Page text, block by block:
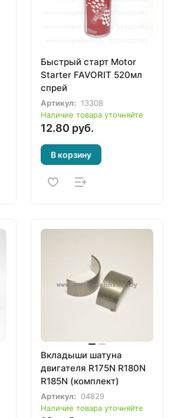
Быстрый старт Motor
Starter FAVORIT 520мл
спрей
Артикул:
13308
Наличие товара уточняйте
12.80 руб.
В корзину
Вкладыши шатуна
двигателя R175N R180N
R185N (комплект)
Артикул:
04829
Наличие товара уточняйте